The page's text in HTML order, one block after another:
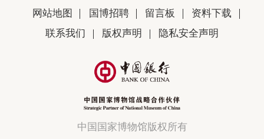
网站地图 国博招聘 留言板
资料下载
联系我们
版权声明 隐私安全声明
中国国家博物馆版权所有